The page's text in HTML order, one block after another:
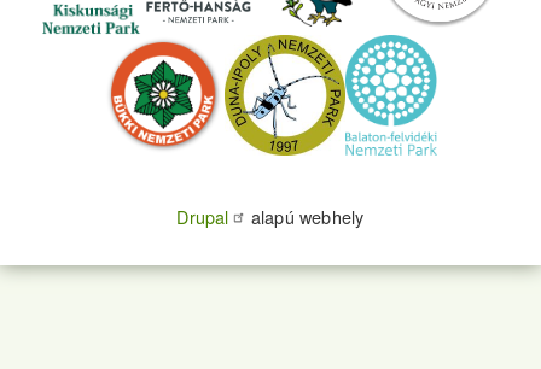
Drupal alapú webhely